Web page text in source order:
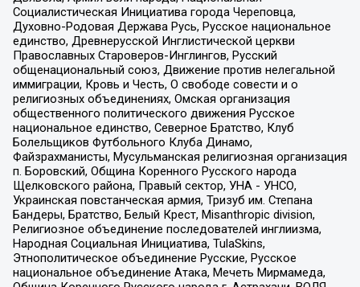
Социалистическая Инициатива города Череповца,
Духовно-Родовая Держава Русь, Русское национальное
единство, Древнерусской Инглистической церкви
Православных Староверов-Инглингов, Русский
общенациональный союз, Движение против нелегальной
иммиграции, Кровь и Честь, О свободе совести и о
религиозных объединениях, Омская организация
общественного политического движения Русское
национальное единство, Северное Братство, Клуб
Болельщиков Футбольного Клуба Динамо,
Файзрахманисты, Мусульманская религиозная организация
п. Боровский, Община Коренного Русского народа
Щелковского района, Правый сектор, УНА - УНСО,
Украинская повстанческая армия, Тризуб им. Степана
Бандеры, Братство, Белый Крест, Misanthropic division,
Религиозное объединение последователей инглиизма,
Народная Социальная Инициатива, TulaSkins,
Этнополитическое объединение Русские, Русское
национальное объединение Атака, Мечеть Мирмамеда,